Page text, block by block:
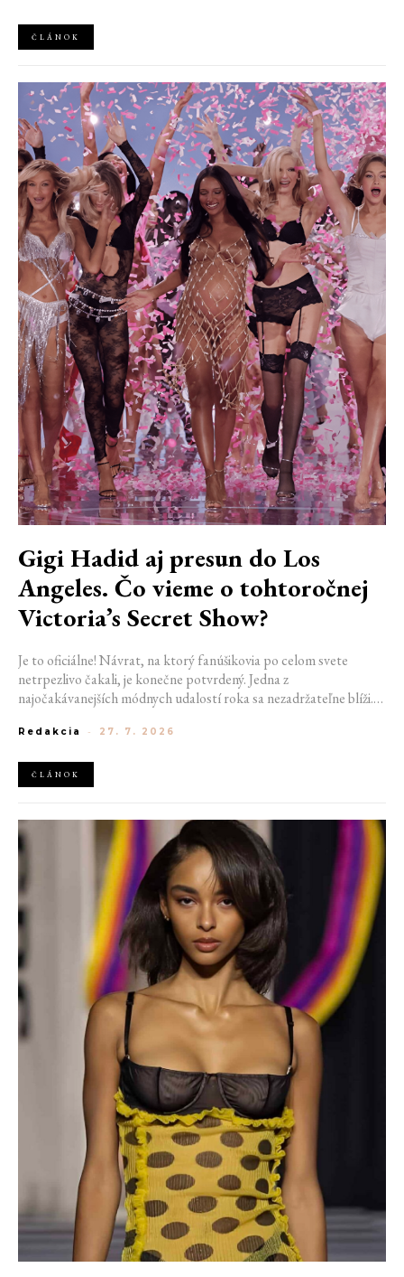
ČLÁNOK
Gigi Hadid aj presun do Los
Angeles. Čo vieme o tohtoročnej
Victoria’s Secret Show?
Je to oficiálne! Návrat, na ktorý fanúšikovia po celom svete
netrpezlivo čakali, je konečne potvrdený. Jedna z
najočakávanejších módnych udalostí roka sa nezadržateľne blíži.
veľké novinky. Organizátori už prezradili miesto konania
prejde po ikonickom móle.
Redakcia - 27. 7. 2026
ČLÁNOK